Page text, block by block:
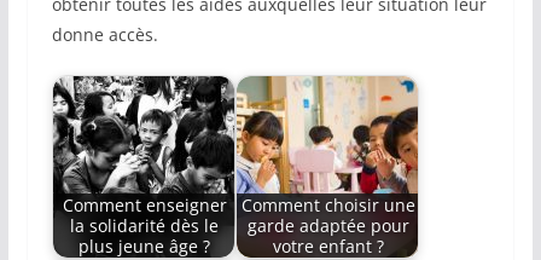
obtenir toutes les aides auxquelles leur situation leur
donne accès.
Comment enseigner
la solidarité dès le
plus jeune âge ?
Comment choisir une
garde adaptée pour
votre enfant ?